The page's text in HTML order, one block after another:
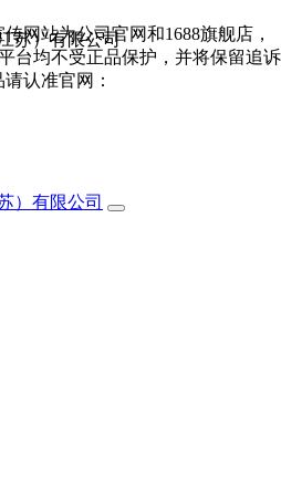
）有限公司
网站为公司官网和1688旗舰店，
台均不受正品保护，并将保留追诉
认准官网：